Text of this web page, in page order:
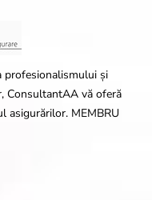
profesionalismului și
ConsultantAA vă oferă
asigurărilor. MEMBRU